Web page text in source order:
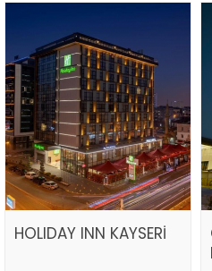
HOLIDAY INN KAYSERİ